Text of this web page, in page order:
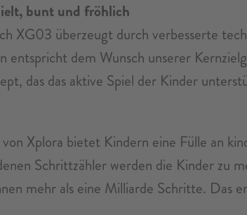
bunt und fröhlich
XG03 überzeugt durch verbesserte
entspricht dem Wunsch unserer
das das aktive Spiel der Kinder
Xplora bietet Kindern eine Fülle an
Schrittzähler werden die Kinder zu
mehr als eine Milliarde Schritte. Das